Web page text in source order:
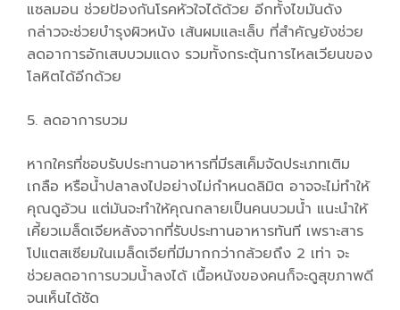
แซลมอน ช่วยป้องกันโรคหัวใจได้ด้วย อีกทั้งไขมันดัง
กล่าวจะช่วยบำรุงผิวหนัง เส้นผมและเล็บ ที่สำคัญยังช่วย
ลดอาการอักเสบบวมแดง รวมทั้งกระตุ้นการไหลเวียนของ
โลหิตได้อีกด้วย
5. ลดอาการบวม
หากใครที่ชอบรับประทานอาหารที่มีรสเค็มจัดประเภทเติม
เกลือ หรือน้ำปลาลงไปอย่างไม่กำหนดลิมิต อาจจะไม่ทำให้
คุณดูอ้วน แต่มันจะทำให้คุณกลายเป็นคนบวมน้ำ แนะนำให้
เคี้ยวเมล็ดเจียหลังจากที่รับประทานอาหารทันที เพราะสาร
โปแตสเซียมในเมล็ดเจียที่มีมากกว่ากล้วยถึง 2 เท่า จะ
ช่วยลดอาการบวมน้ำลงได้ เนื้อหนังของคนก็จะดูสุขภาพดี
จนเห็นได้ชัด